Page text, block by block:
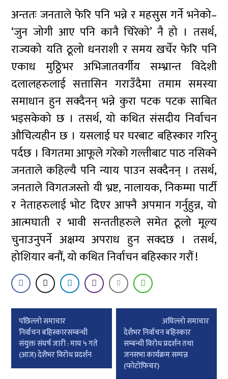
अन्ततः जनताले फेरि पनि भन्ने र महसुस गर्ने भनेको–
‘जुन जोगी आए पनि कानै चिरेको’ नै हो । तसर्थ,
राज्यको यति ठूलो धनराशी र समय खर्चेर फेरि पनि
एकाध मुठ्ठिभर अभिजातवर्गीय सम्भ्रान्त विदेशी
दलालहरुलाई सत्तासिन गराउँदैमा तमाम समस्या
समाधान हुन सक्दैनन् भन्ने कुरा पटक पटक साबित
भइसकेको छ । तसर्थ, यो कथित संसदीय निर्वाचन
औचित्यहीन छ । यसलाई घर घरबाट बहिस्कार गरिनु
पर्दछ । विगतमा आफूले गरेको गल्तीबाट पाठ नसिक्ने
जनताले कहिल्यै पनि न्याय पाउन सक्दैनन् । तसर्थ,
जनताले विगतजस्तो यी भ्रष्ट, नालायक, निकम्मा पार्टी
र नेताहरुलाई भोट दिएर आफ्नै अपमान गर्नुहुन्न, यो
आत्मघाती र भावी सन्ततीहरुले समेत ठूलो मूल्य
चुनाउनुपर्ने अक्षम्य अपराध हुन सक्दछ । तसर्थ,
होशियार बनौं, यो कथित निर्वाचन बहिस्कार गरौं !
Post
navigation
पछिल्लाे समाचार
निर्वाचन बहिस्कारसम्बन्धी
संयुक्त संघर्ष जारी : माघ ५ गते
(आज) देशैभर विरोध प्रदर्शन
अघिल्लाे समाचार
देशैभर निर्वाचन बहिस्कार
सम्बन्धी विरोध प्रदर्शन तथा
जनसभा कार्यक्रम सम्पन्न
(फोटोफिचर)